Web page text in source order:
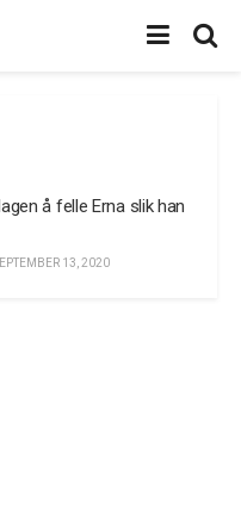
å felle Erna slik han
13, 2020